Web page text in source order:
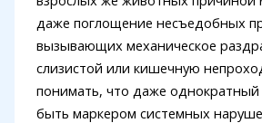
даже поглощение несъедобных
вызывающих механическое
слизистой или кишечную
понимать, что даже
быть маркером системных